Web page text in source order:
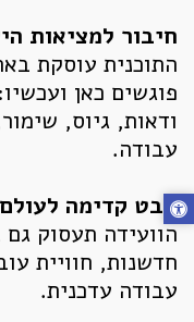
חיבור למציאות
פוגשים כאן
ודאות, גיוס,
עבודה.
מבט קדימה
חדשנות, חוויית
עבודה עדכנית.